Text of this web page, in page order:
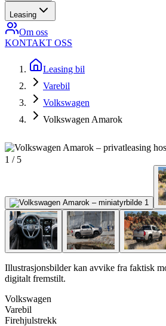
Leasing
Om oss
KONTAKT OSS
Leasing bil
Varebil
Volkswagen
Volkswagen Amarok
1 / 5
Illustrasjonsbilder kan avvike fra faktisk
digitalt fremstilt.
Volkswagen
Varebil
Firehjulstrekk